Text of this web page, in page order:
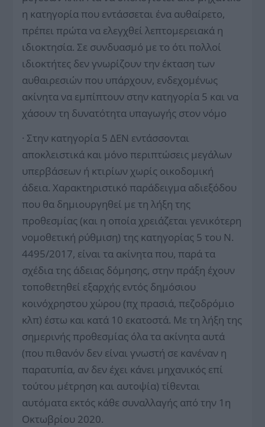
η κατηγορία που εντάσσεται ένα αυθαίρετο,
πρέπει πρώτα να ελεγχθεί λεπτομερειακά η
ιδιοκτησία. Σε συνδυασμό με το ότι πολλοί
ιδιοκτήτες δεν γνωρίζουν την έκταση των
αυθαιρεσιών που υπάρχουν, ενδεχομένως
ακίνητα να εμπίπτουν στην κατηγορία 5 και να
χάσουν τη δυνατότητα υπαγωγής στον νόμο
· Στην κατηγορία 5 ΔΕΝ εντάσσονται
αποκλειστικά και μόνο περιπτώσεις μεγάλων
υπερβάσεων ή κτιρίων χωρίς οικοδομική
άδεια. Χαρακτηριστικό παράδειγμα αδιεξόδου
που θα δημιουργηθεί με τη λήξη της
προθεσμίας (και η οποία χρειάζεται γενικότερη
νομοθετική ρύθμιση) της κατηγορίας 5 του Ν.
4495/2017, είναι τα ακίνητα που, παρά τα
σχέδια της άδειας δόμησης, στην πράξη έχουν
τοποθετηθεί εξαρχής εντός δημόσιου
κοινόχρηστου χώρου (πχ πρασιά, πεζοδρόμιο
κλπ) έστω και κατά 10 εκατοστά. Με τη λήξη της
σημερινής προθεσμίας όλα τα ακίνητα αυτά
(που πιθανόν δεν είναι γνωστή σε κανέναν η
παρατυπία, αν δεν έχει κάνει μηχανικός επί
τούτου μέτρηση και αυτοψία) τίθενται
αυτόματα εκτός κάθε συναλλαγής από την 1η
Οκτωβρίου 2020.